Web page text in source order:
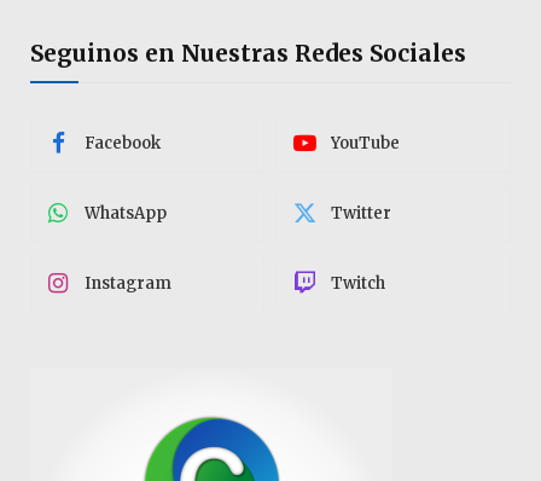
Seguinos en Nuestras Redes Sociales
Facebook YouTube
WhatsApp Twitter
Instagram Twitch